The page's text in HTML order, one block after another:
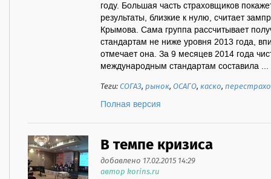
году. Большая часть страховщиков
результаты, близкие к нулю, считает
Крымова. Сама группа рассчитывает
стандартам не ниже уровня 2013 года,
отмечает она. За 9 месяцев 2014 года
международным стандартам составила ...
Теги:СОГАЗ,рынок,ОСАГО,каско,
Полная версия
В темпе кризиса
добавлено 17.02.2015 14:29
автор korins.ru